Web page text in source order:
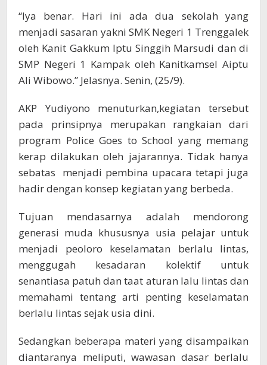
“Iya benar. Hari ini ada dua sekolah yang
menjadi sasaran yakni SMK Negeri 1 Trenggalek
oleh Kanit Gakkum Iptu Singgih Marsudi dan di
SMP Negeri 1 Kampak oleh Kanitkamsel Aiptu
Ali Wibowo.” Jelasnya. Senin, (25/9).
AKP Yudiyono menuturkan,kegiatan tersebut
pada prinsipnya merupakan rangkaian dari
program Police Goes to School yang memang
kerap dilakukan oleh jajarannya. Tidak hanya
sebatas menjadi pembina upacara tetapi juga
hadir dengan konsep kegiatan yang berbeda.
Tujuan mendasarnya adalah mendorong
generasi muda khususnya usia pelajar untuk
menjadi peoloro keselamatan berlalu lintas,
menggugah kesadaran kolektif untuk
senantiasa patuh dan taat aturan lalu lintas dan
memahami tentang arti penting keselamatan
berlalu lintas sejak usia dini.
Sedangkan beberapa materi yang disampaikan
diantaranya meliputi, wawasan dasar berlalu